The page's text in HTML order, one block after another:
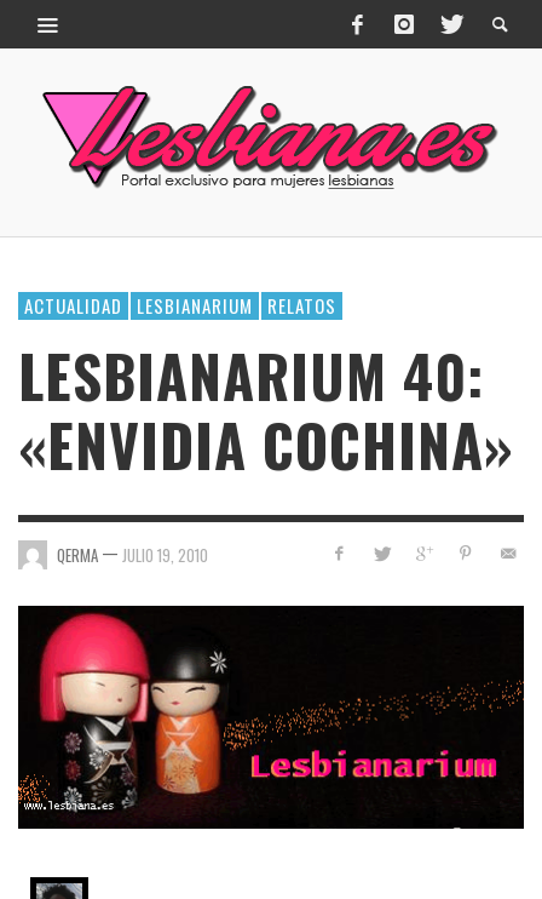
ACTUALIDAD LESBIANARIUM RELATOS
LESBIANARIUM 40:
«ENVIDIA COCHINA»
QERMA — JULIO 19, 2010